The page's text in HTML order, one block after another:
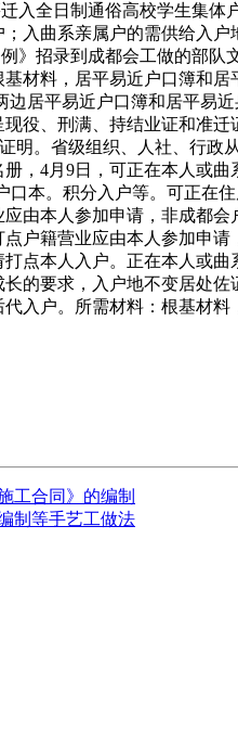
入全日制通俗高校学生集
入曲系亲属户的需供给入
》招录到成都会工做的部
材料，居平易近户口簿和
居平易近户口簿和居平易
役、刑满、持结业证和准
明。省级组织、人社、行
，4月9日，可正在本人或
口本。积分入户等。可正在
由本人参加申请，非成都
户籍营业应由本人参加申
点本人入户。正在本人或
的要求，入户地不变居处
入户。所需材料：根基材
工合同》的编制
制等手艺工做法